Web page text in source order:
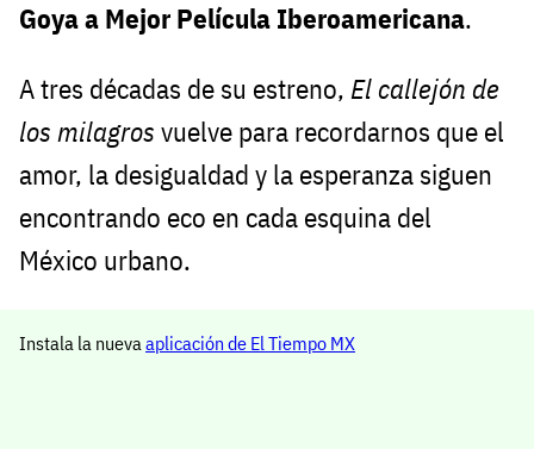
Goya a Mejor Película Iberoamericana.
A tres décadas de su estreno, El callejón de
los milagros vuelve para recordarnos que el
amor, la desigualdad y la esperanza siguen
encontrando eco en cada esquina del
México urbano.
Instala la nuevaaplicación de El Tiempo MX